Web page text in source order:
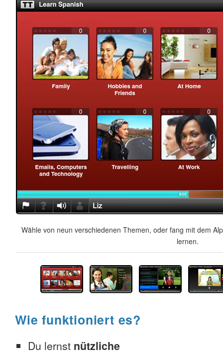
Wähle von neun verschiedenen Themen, oder fang mit dem
lernen.
Wie funktioniert es?
Du lernst nützliche